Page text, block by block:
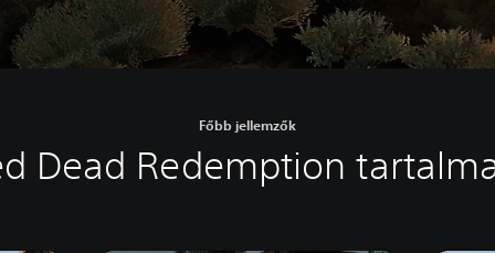
Főbb jellemzők
Dead Redemption